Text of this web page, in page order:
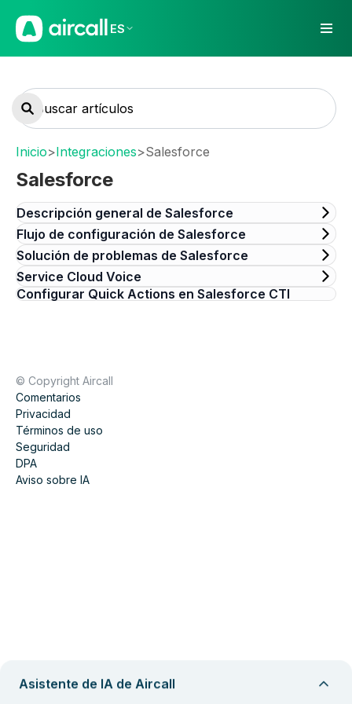
ES
Inicio>Integraciones>Salesforce
Salesforce
Descripción general de Salesforce
Flujo de configuración de Salesforce
Solución de problemas de Salesforce
Service Cloud Voice
Configurar Quick Actions en Salesforce CTI
© Copyright Aircall
Comentarios
Privacidad
Términos de uso
Seguridad
DPA
Aviso sobre IA
Asistente de IA de Aircall